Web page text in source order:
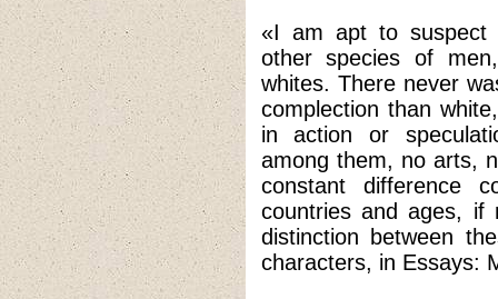
«I am apt to suspect
other species of
whites. There never
complection than
in action or
among them, no arts,
constant difference
countries and ages, if
distinction between
characters, in Essays: